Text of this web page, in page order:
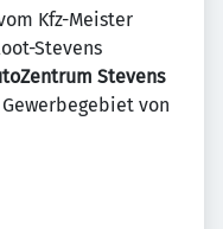
Kfz-Meister
Stevens
Stevens
von